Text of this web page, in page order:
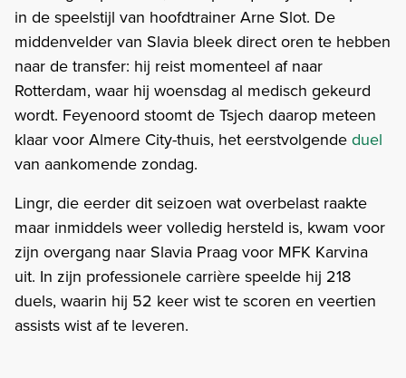
in de speelstijl van hoofdtrainer Arne Slot. De
middenvelder van Slavia bleek direct oren te hebben
naar de transfer: hij reist momenteel af naar
Rotterdam, waar hij woensdag al medisch gekeurd
wordt. Feyenoord stoomt de Tsjech daarop meteen
klaar voor Almere City-thuis, het eerstvolgendeduel
van aankomende zondag.
Lingr, die eerder dit seizoen wat overbelast raakte
maar inmiddels weer volledig hersteld is, kwam voor
zijn overgang naar Slavia Praag voor MFK Karvina
uit. In zijn professionele carrière speelde hij 218
duels, waarin hij 52 keer wist te scoren en veertien
assists wist af te leveren.